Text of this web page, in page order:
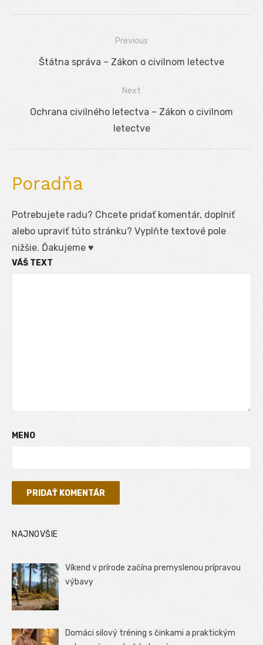
Navigácia
Previous
Previous
Štátna správa – Zákon o civilnom letectve
Next
NextOchrana civilného letectva – Zákon o civilnom
letectve
Poradňa
Potrebujete radu? Chcete pridať komentár, doplniť
alebo upraviť túto stránku? Vyplňte textové pole
nižšie. Ďakujeme ♥
VÁŠ TEXT
MENO
NAJNOVŠIE
Víkend v prírode začína premyslenou prípravou
výbavy
Domáci silový tréning s činkami a praktickým